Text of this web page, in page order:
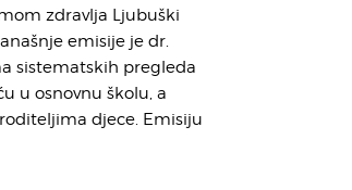
zdravlja Ljubuški
emisije je dr.
sistematskih pregleda
u osnovnu školu, a
djece. Emisiju